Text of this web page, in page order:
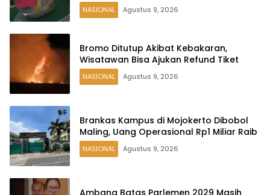
NASIONAL Agustus 9, 2026
Bromo Ditutup Akibat Kebakaran,
Wisatawan Bisa Ajukan Refund Tiket
NASIONAL Agustus 9, 2026
Brankas Kampus di Mojokerto Dibobol
Maling, Uang Operasional Rp1 Miliar Raib
NASIONAL Agustus 9, 2026
Ambang Batas Parlemen 2029 Masih